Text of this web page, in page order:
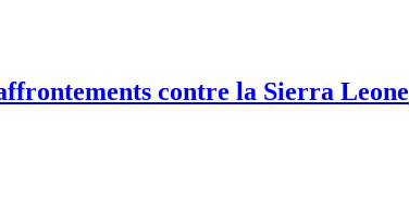
contre la Sierra Leone